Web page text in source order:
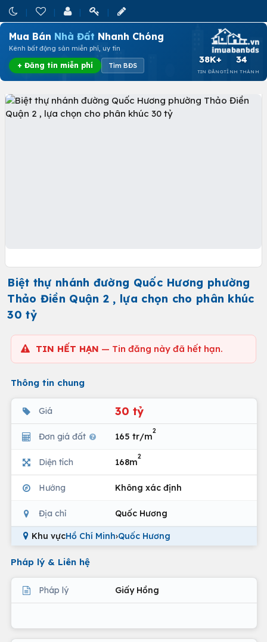
Mua Bán Nhà Đất Nhanh Chóng
Kênh bất động sản miễn phí, uy tín
+ Đăng tin miễn phí Tìm BĐS
38K+
TIN ĐĂNG
34
TỈNH THÀNH
Biệt thự nhánh đường Quốc Hương phường
Thảo Điền Quận 2 , lựa chọn cho phân khúc
30 tỷ
TIN HẾT HẠN — Tin đăng này đã hết hạn.
Thông tin chung
Giá 30 tỷ
Đơn giá đất 165 tr/m
2
Diện tích 168m
2
Hướng Không xác định
Địa chỉ Quốc Hương
Khu vựcHồ Chí Minh›Quốc Hương
Pháp lý & Liên hệ
Pháp lý Giấy Hồng